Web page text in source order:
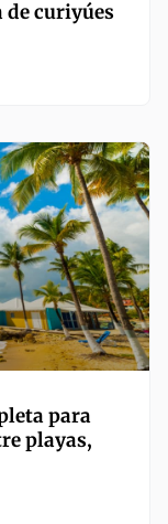
de curiyúes
para
playas,